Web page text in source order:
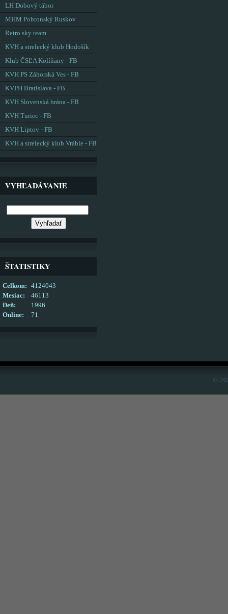
LH Dobový tábor
MHM Pohronský Ruskov
Retro sky team
KVH a strelecký klub Hodošík
Klub ČSĽA Kolíňany - FB
KVH PS Záhorská Ves - FB
KVPH Bratislava - FB
KVH Slovenská brána - FB
KVH Turiec - FB
KVH Liptov - FB
KVH a strelecký klub Vráble - FB
VYHĽADÁVANIE
ŠTATISTIKY
Online: 71
Celkom:
4124043
Mesiac:
46113
Deň:
1996
©